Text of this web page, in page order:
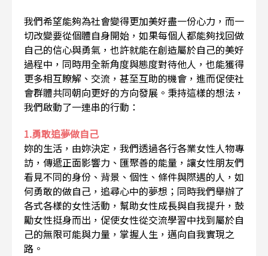
我們希望能夠為社會變得更加美好盡一份心力，而一
切改變要從個體自身開始，如果每個人都能夠找回做
自己的信心與勇氣，也許就能在創造屬於自己的美好
過程中，同時用全新角度與態度對待他人，也能獲得
更多相互瞭解、交流，甚至互助的機會，進而促使社
會群體共同朝向更好的方向發展。秉持這樣的想法，
我們啟動了一連串的行動：
1.勇敢追夢做自己
妳的生活，由妳決定，我們透過各行各業女性人物專
訪，傳遞正面影響力、匯聚善的能量，讓女性朋友們
看見不同的身份、背景、個性、條件與際遇的人，如
何勇敢的做自己，追尋心中的夢想；同時我們舉辦了
各式各樣的女性活動，幫助女性成長與自我提升，鼓
勵女性挺身而出，促使女性從交流學習中找到屬於自
己的無限可能與力量，掌握人生，邁向自我實現之
路。